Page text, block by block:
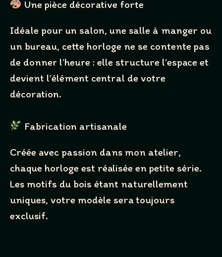
Une pièce décorative forte
Idéale pour un salon, une salle à manger ou
un bureau, cette horloge ne se contente pas
de donner l’heure : elle structure l’espace et
devient l’élément central de votre
décoration.
Fabrication artisanale
Créée avec passion dans mon atelier,
chaque horloge est réalisée en petite série.
Les motifs du bois étant naturellement
uniques, votre modèle sera toujours
exclusif.